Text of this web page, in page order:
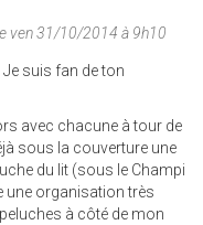
ven 31/10/2014 à 9h10
suis fan de ton
avec chacune à tour de
sous la couverture une
du lit (sous le Champi
une organisation très
à côté de mon